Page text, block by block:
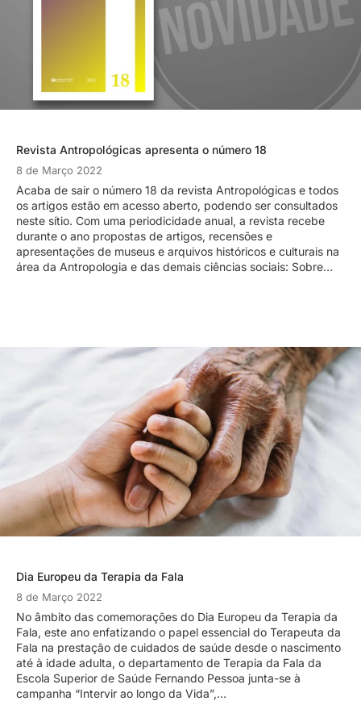
Revista Antropológicas apresenta o número 18
8 de Março 2022
Acaba de sair o número 18 da revista Antropológicas e todos
os artigos estão em acesso aberto, podendo ser consultados
neste sítio. Com uma periodicidade anual, a revista recebe
durante o ano propostas de artigos, recensões e
apresentações de museus e arquivos históricos e culturais na
área da Antropologia e das demais ciências sociais: Sobre…
Dia Europeu da Terapia da Fala
8 de Março 2022
No âmbito das comemorações do Dia Europeu da Terapia da
Fala, este ano enfatizando o papel essencial do Terapeuta da
Fala na prestação de cuidados de saúde desde o nascimento
até à idade adulta, o departamento de Terapia da Fala da
Escola Superior de Saúde Fernando Pessoa junta-se à
campanha “Intervir ao longo da Vida”,…